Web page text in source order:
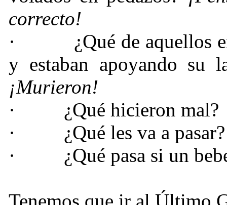
correcto!
·
¿Qué de aquellos
y estaban apoyando su
¡Murieron!
·
¿Qué hicieron mal?
·
¿Qué les va a pasar?
·
¿Qué pasa si un